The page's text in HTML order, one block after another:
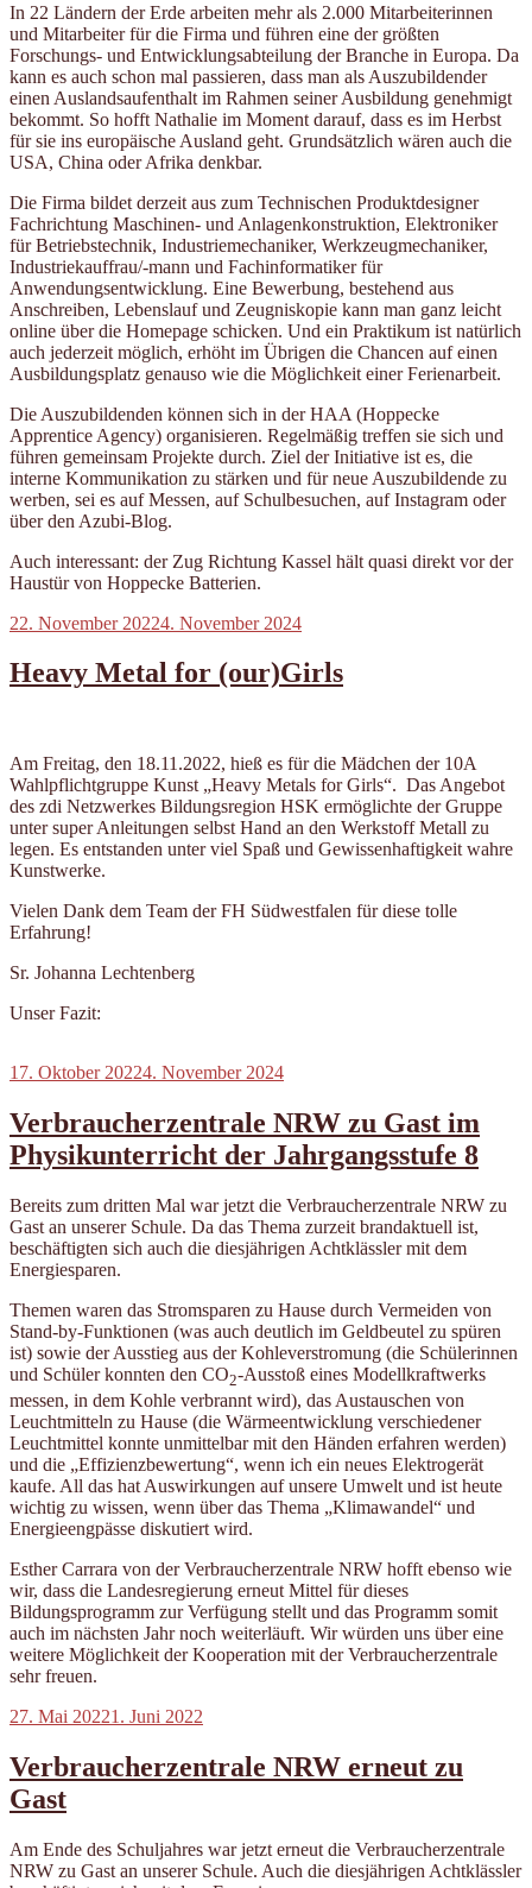
In 22 Ländern der Erde arbeiten mehr als 2.000 Mitarbeiterinnen
und Mitarbeiter für die Firma und führen eine der größten
Forschungs- und Entwicklungsabteilung der Branche in Europa. Da
kann es auch schon mal passieren, dass man als Auszubildender
einen Auslandsaufenthalt im Rahmen seiner Ausbildung genehmigt
bekommt. So hofft Nathalie im Moment darauf, dass es im Herbst
für sie ins europäische Ausland geht. Grundsätzlich wären auch die
USA, China oder Afrika denkbar.
Die Firma bildet derzeit aus zum Technischen Produktdesigner
Fachrichtung Maschinen- und Anlagenkonstruktion, Elektroniker
für Betriebstechnik, Industriemechaniker, Werkzeugmechaniker,
Industriekauffrau/-mann und Fachinformatiker für
Anwendungsentwicklung. Eine Bewerbung, bestehend aus
Anschreiben, Lebenslauf und Zeugniskopie kann man ganz leicht
online über die Homepage schicken. Und ein Praktikum ist natürlich
auch jederzeit möglich, erhöht im Übrigen die Chancen auf einen
Ausbildungsplatz genauso wie die Möglichkeit einer Ferienarbeit.
Die Auszubildenden können sich in der HAA (Hoppecke
Apprentice Agency) organisieren. Regelmäßig treffen sie sich und
führen gemeinsam Projekte durch. Ziel der Initiative ist es, die
interne Kommunikation zu stärken und für neue Auszubildende zu
werben, sei es auf Messen, auf Schulbesuchen, auf Instagram oder
über den Azubi-Blog.
Auch interessant: der Zug Richtung Kassel hält quasi direkt vor der
Haustür von Hoppecke Batterien.
Veröffentlicht
22. November 20224. November 2024
Heavy Metal for (our)Girls
Am Freitag, den 18.11.2022, hieß es für die Mädchen der 10A
Wahlpflichtgruppe Kunst „Heavy Metals for Girls“. Das Angebot
des zdi Netzwerkes Bildungsregion HSK ermöglichte der Gruppe
unter super Anleitungen selbst Hand an den Werkstoff Metall zu
legen. Es entstanden unter viel Spaß und Gewissenhaftigkeit wahre
Kunstwerke.
Vielen Dank dem Team der FH Südwestfalen für diese tolle
Erfahrung!
Sr. Johanna Lechtenberg
Unser Fazit:
Veröffentlicht
17. Oktober 20224. November 2024
Verbraucherzentrale NRW zu Gast im
Physikunterricht der Jahrgangsstufe 8
Bereits zum dritten Mal war jetzt die Verbraucherzentrale NRW zu
Gast an unserer Schule. Da das Thema zurzeit brandaktuell ist,
beschäftigten sich auch die diesjährigen Achtklässler mit dem
Energiesparen.
Themen waren das Stromsparen zu Hause durch Vermeiden von
Stand-by-Funktionen (was auch deutlich im Geldbeutel zu spüren
ist) sowie der Ausstieg aus der Kohleverstromung (die Schülerinnen
und Schüler konnten den CO2-Ausstoß eines Modellkraftwerks
messen, in dem Kohle verbrannt wird), das Austauschen von
Leuchtmitteln zu Hause (die Wärmeentwicklung verschiedener
Leuchtmittel konnte unmittelbar mit den Händen erfahren werden)
und die „Effizienzbewertung“, wenn ich ein neues Elektrogerät
kaufe. All das hat Auswirkungen auf unsere Umwelt und ist heute
wichtig zu wissen, wenn über das Thema „Klimawandel“ und
Energieengpässe diskutiert wird.
Esther Carrara von der Verbraucherzentrale NRW hofft ebenso wie
wir, dass die Landesregierung erneut Mittel für dieses
Bildungsprogramm zur Verfügung stellt und das Programm somit
auch im nächsten Jahr noch weiterläuft. Wir würden uns über eine
weitere Möglichkeit der Kooperation mit der Verbraucherzentrale
sehr freuen.
Veröffentlicht
27. Mai 20221. Juni 2022
Verbraucherzentrale NRW erneut zu
Gast
Am Ende des Schuljahres war jetzt erneut die Verbraucherzentrale
NRW zu Gast an unserer Schule. Auch die diesjährigen Achtklässler